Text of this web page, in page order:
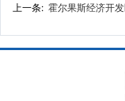
上一条: 霍尔果斯经济开